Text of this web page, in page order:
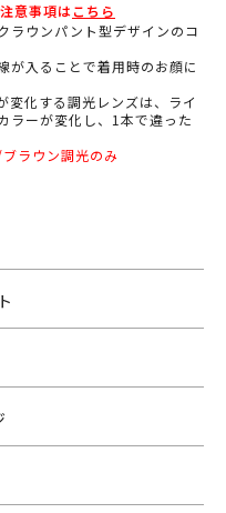
意事項はこちら
ラウンパント型デザインのコ
が入ることで着用時のお顔に
変化する調光レンズは、ライ
ラーが変化し、1本で違った
ラウン調光のみ